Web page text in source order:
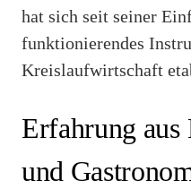
hat sich seit seiner
funktionierendes
Kreislaufwirtschaft
Erfahrung
und